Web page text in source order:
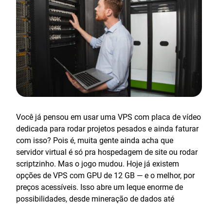
Você já pensou em usar uma VPS com placa de vídeo
dedicada para rodar projetos pesados e ainda faturar
com isso? Pois é, muita gente ainda acha que
servidor virtual é só pra hospedagem de site ou rodar
scriptzinho. Mas o jogo mudou. Hoje já existem
opções de VPS com GPU de 12 GB — e o melhor, por
preços acessíveis. Isso abre um leque enorme de
possibilidades, desde mineração de dados até